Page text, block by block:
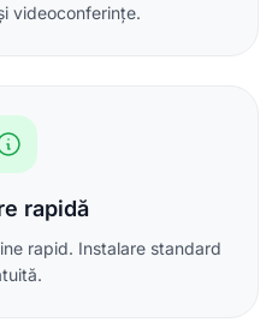
videoconferințe.
rapidă
rapid. Instalare standard